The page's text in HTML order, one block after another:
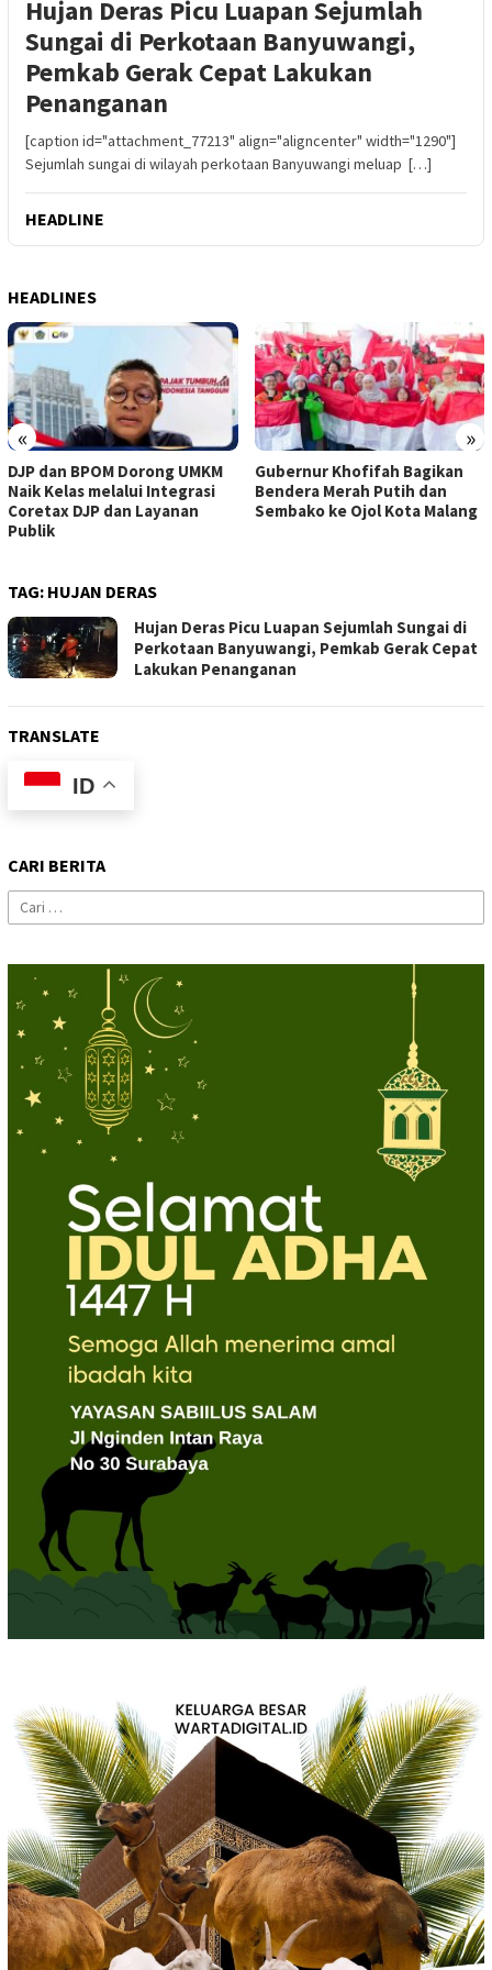
Hujan Deras Picu Luapan Sejumlah
Sungai di Perkotaan Banyuwangi,
Pemkab Gerak Cepat Lakukan
Penanganan
[caption id="attachment_77213" align="aligncenter" width="1290"]
Sejumlah sungai di wilayah perkotaan Banyuwangi meluap […]
HEADLINE
HEADLINES
« »
DJP dan BPOM Dorong UMKM
Naik Kelas melalui Integrasi
Coretax DJP dan Layanan
Publik
Gubernur Khofifah Bagikan
Bendera Merah Putih dan
Sembako ke Ojol Kota Malang
TAG: HUJAN DERAS
Hujan Deras Picu Luapan Sejumlah Sungai di
Perkotaan Banyuwangi, Pemkab Gerak Cepat
Lakukan Penanganan
TRANSLATE
ID
CARI BERITA
Cari
untuk: